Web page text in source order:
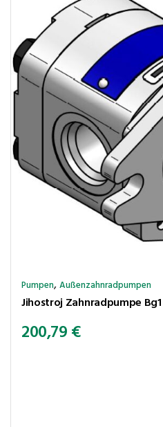
Pumpen,Außenzahnradpumpen
200,79€